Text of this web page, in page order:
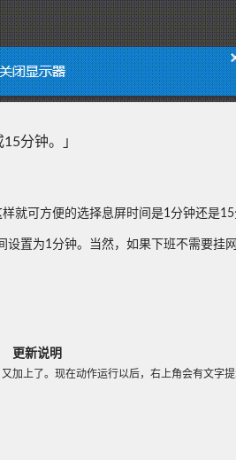
分钟。」
就可方便的选择息屏时间是1分钟还是15
置为1分钟。当然，如果下班不需要挂
更新说明
加上了。现在动作运行以后，右上角会有文字